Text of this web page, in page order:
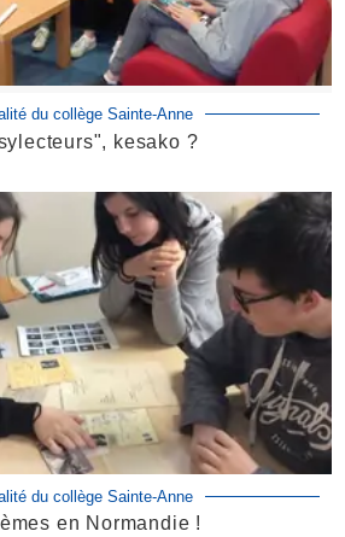
du collège Sainte-Anne
kesako ?
du collège Sainte-Anne
en Normandie !